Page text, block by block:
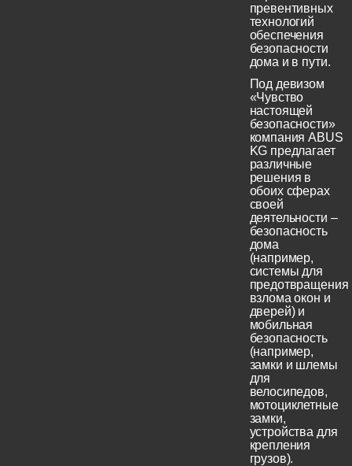
превентивных
технологий
обеспечения
безопасности
дома и в пути.
Под девизом
«Чувство
настоящей
безопасности»
компания ABUS
KG предлагает
различные
решения в
обоих сферах
своей
деятельности –
безопасность
дома
(например,
системы для
предотвращения
взлома окон и
дверей) и
мобильная
безопасность
(например,
замки и шлемы
для
велосипедов,
мотоциклетные
замки,
устройства для
крепления
грузов).